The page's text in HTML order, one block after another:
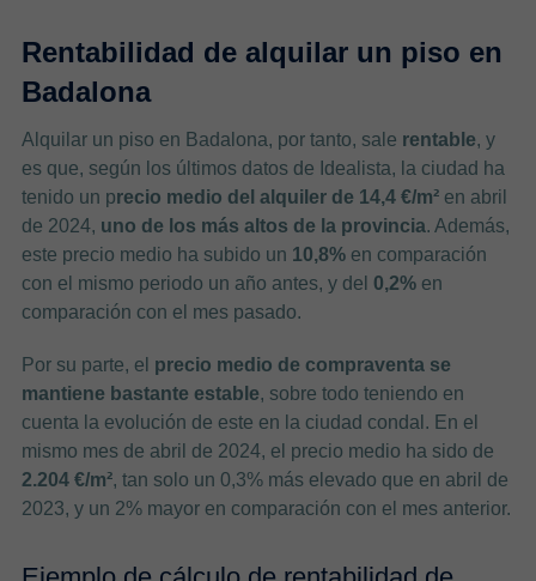
Rentabilidad de alquilar un piso en
Badalona
Alquilar un piso en Badalona, por tanto, sale rentable, y
es que, según los últimos datos de Idealista, la ciudad ha
tenido un precio medio del alquiler de 14,4 €/m²en abril
de 2024, uno de los más altos de la provincia. Además,
este precio medio ha subido un 10,8%en comparación
con el mismo periodo un año antes, y del 0,2%en
comparación con el mes pasado.
Por su parte, el precio medio de compraventa se
mantiene bastante estable, sobre todo teniendo en
cuenta la evolución de este en la ciudad condal. En el
mismo mes de abril de 2024, el precio medio ha sido de
2.204 €/m², tan solo un 0,3% más elevado que en abril de
2023, y un 2% mayor en comparación con el mes anterior.